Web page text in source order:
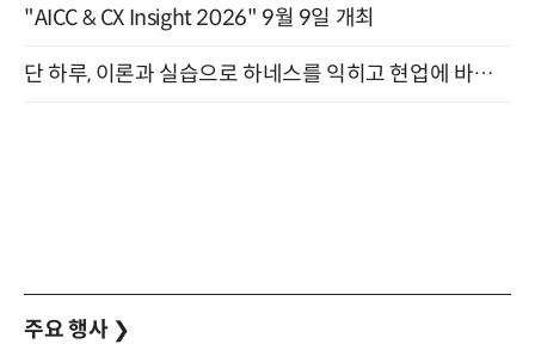
"AICC & CX Insight 2026" 9월 9일 개최
단 하루, 이론과 실습으로 하네스를 익히고 현업에 바로 쓰는 핸즈온 워크숍 (8/20)
주요 행사 ❯